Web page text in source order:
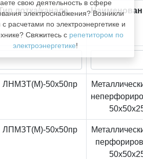
свою деятельность в сфере
электроснабжения? Возникли
расчетами по электроэнергетике и
Свяжитесь с репетитором по
электроэнергетике!
лотка/канала
ЛНМЗТ(М)-50x50пр
ЛПМЗТ(М)-50x50пр